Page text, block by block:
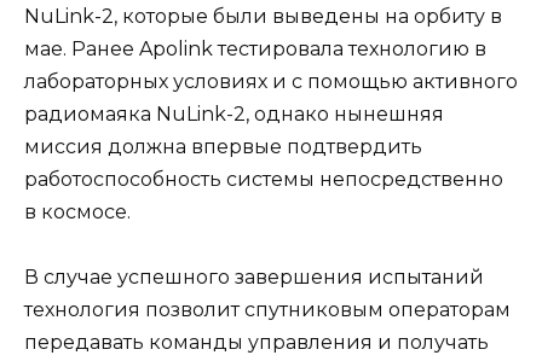
NuLink-2, которые были выведены на орбиту в
мае. Ранее Apolink тестировала технологию в
лабораторных условиях и с помощью активного
радиомаяка NuLink-2, однако нынешняя
миссия должна впервые подтвердить
работоспособность системы непосредственно
в космосе.
В случае успешного завершения испытаний
технология позволит спутниковым операторам
передавать команды управления и получать